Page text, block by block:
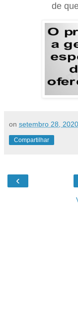
de
on setembro 28, 2020
Compartilhar
‹